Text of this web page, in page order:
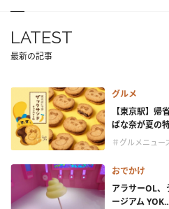
LATEST
最新の記事
グルメ
【東京駅】
ばな奈が夏の
＃グルメニュー
おでかけ
アラサーOL、
ージアム